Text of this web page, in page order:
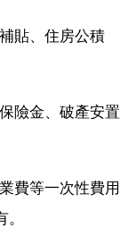
貼、住房公積
險金、破產安置
費等一次性費用